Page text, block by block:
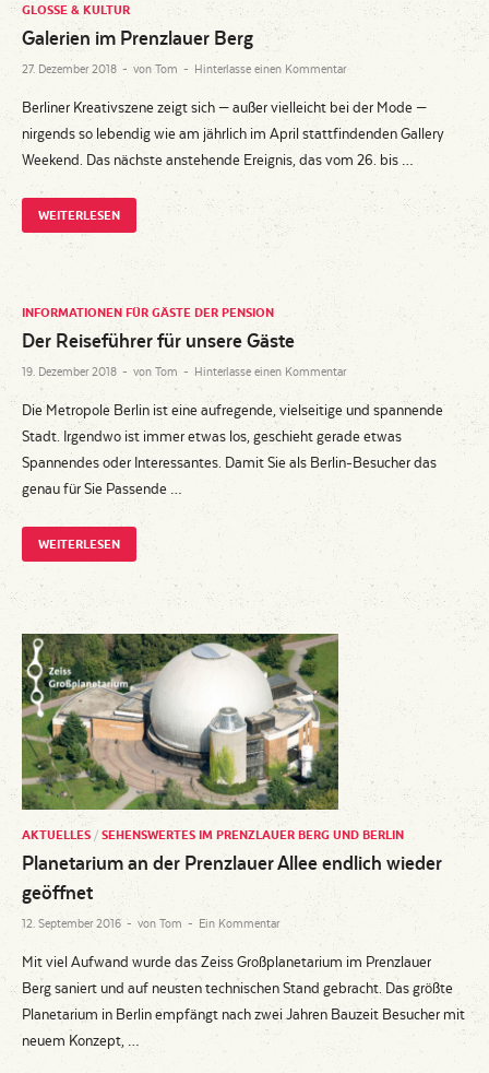
GLOSSE & KULTUR
Galerien im Prenzlauer Berg
27. Dezember 2018 - von Tom - Hinterlasse einen Kommentar
Berliner Kreativszene zeigt sich — außer vielleicht bei der Mode —
nirgends so lebendig wie am jährlich im April stattfindenden Gallery
Weekend. Das nächste anstehende Ereignis, das vom 26. bis …
WEITERLESEN
INFORMATIONEN FÜR GÄSTE DER PENSION
Der Reiseführer für unsere Gäste
19. Dezember 2018 - von Tom - Hinterlasse einen Kommentar
Die Metropole Berlin ist eine aufregende, vielseitige und spannende
Stadt. Irgendwo ist immer etwas los, geschieht gerade etwas
Spannendes oder Interessantes. Damit Sie als Berlin-Besucher das
genau für Sie Passende …
WEITERLESEN
AKTUELLES / SEHENSWERTES IM PRENZLAUER BERG UND BERLIN
Planetarium an der Prenzlauer Allee endlich wieder
geöffnet
12. September 2016 - von Tom - Ein Kommentar
Mit viel Aufwand wurde das Zeiss Großplanetarium im Prenzlauer
Berg saniert und auf neusten technischen Stand gebracht. Das größte
Planetarium in Berlin empfängt nach zwei Jahren Bauzeit Besucher mit
neuem Konzept, …